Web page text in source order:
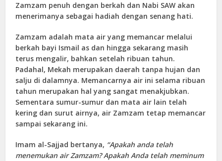
Zamzam penuh dengan berkah dan Nabi SAW akan
menerimanya sebagai hadiah dengan senang hati.
Zamzam adalah mata air yang memancar melalui
berkah bayi Ismail as dan hingga sekarang masih
terus mengalir, bahkan setelah ribuan tahun.
Padahal, Mekah merupakan daerah tanpa hujan dan
salju di dalamnya. Memancarnya air ini selama ribuan
tahun merupakan hal yang sangat menakjubkan.
Sementara sumur-sumur dan mata air lain telah
kering dan surut airnya, air Zamzam tetap memancar
sampai sekarang ini.
Imam al-Sajjad bertanya, “Apakah anda telah
menemukan air Zamzam? Apakah Anda telah meminum